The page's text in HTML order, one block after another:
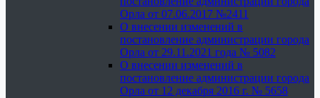
Орла от 07.06.2017 №2411
О внесении изменений в
постановление администрации города
Орла от 29.11.2021 года № 5082
О внесении изменений в
постановление администрации города
Орла от 12 декабря 2016 г. № 5658